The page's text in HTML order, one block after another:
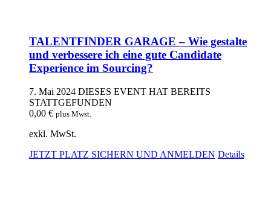
TALENTFINDER GARAGE – Wie gestalte
und verbessere ich eine gute Candidate
Experience im Sourcing?
7. Mai 2024 DIESES EVENT HAT BEREITS
STATTGEFUNDEN
0,00 € plus Mwst.
exkl. MwSt.
JETZT PLATZ SICHERN UND ANMELDEN Details